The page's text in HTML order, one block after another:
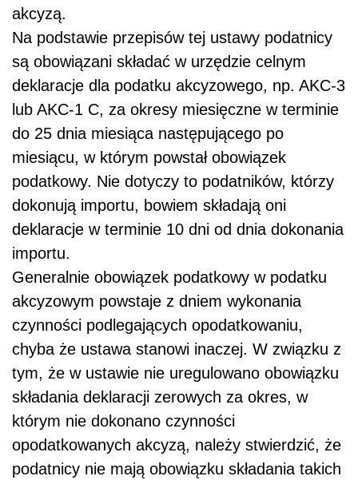
akcyzą.
Na podstawie przepisów tej ustawy podatnicy
są obowiązani składać w urzędzie celnym
deklaracje dla podatku akcyzowego, np. AKC-3
lub AKC-1 C, za okresy miesięczne w terminie
do 25 dnia miesiąca następującego po
miesiącu, w którym powstał obowiązek
podatkowy. Nie dotyczy to podatników, którzy
dokonują importu, bowiem składają oni
deklaracje w terminie 10 dni od dnia dokonania
importu.
Generalnie obowiązek podatkowy w podatku
akcyzowym powstaje z dniem wykonania
czynności podlegających opodatkowaniu,
chyba że ustawa stanowi inaczej. W związku z
tym, że w ustawie nie uregulowano obowiązku
składania deklaracji zerowych za okres, w
którym nie dokonano czynności
opodatkowanych akcyzą, należy stwierdzić, że
podatnicy nie mają obowiązku składania takich